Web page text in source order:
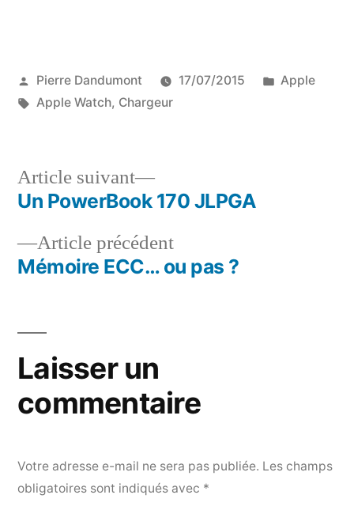
Publié
par
Pierre Dandumont 17/07/2015
Publié
Apple
Étiquettes :
Apple Watch, Chargeur
Navigation
deArticle précédentArticle
précédent :
Mémoire ECC… ou pas ?
Article suivant
Article
suivant :
Un PowerBook 170 JLPGA
Laisser un
commentaire
Votre adresse e-mail ne sera pas publiée. Les champs
obligatoires sont indiqués avec *